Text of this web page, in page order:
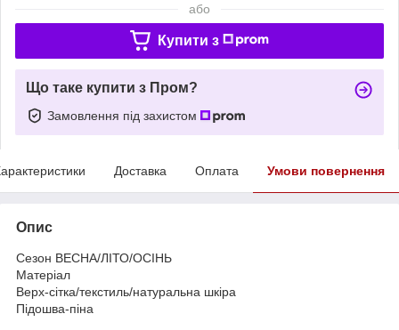
або
Купити з
Що таке купити з Пром?
Замовлення під захистом
Доставка Оплата Умови повернення
Опис
Сезон ВЕСНА/ЛІТО/ОСІНЬ
Матеріал
Верх-сітка/текстиль/натуральна шкіра
Підошва-піна